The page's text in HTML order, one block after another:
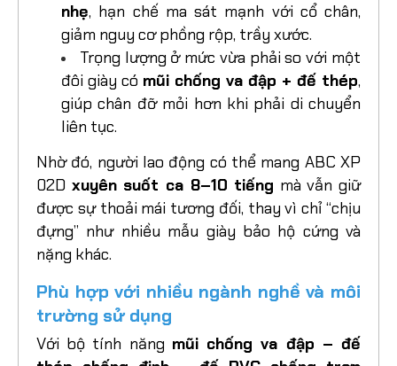
nhẹ, hạn chế ma sát mạnh với cổ chân,
giảm nguy cơ phồng rộp, trầy xước.
Trọng lượng ở mức vừa phải so với một
đôi giày có mũi chống va đập + đế thép,
giúp chân đỡ mỏi hơn khi phải di chuyển
liên tục.
Nhờ đó, người lao động có thể mang ABC XP
02D xuyên suốt ca 8–10 tiếng mà vẫn giữ
được sự thoải mái tương đối, thay vì chỉ “chịu
đựng” như nhiều mẫu giày bảo hộ cứng và
nặng khác.
Phù hợp với nhiều ngành nghề và môi
trường sử dụng
Với bộ tính năng mũi chống va đập – đế